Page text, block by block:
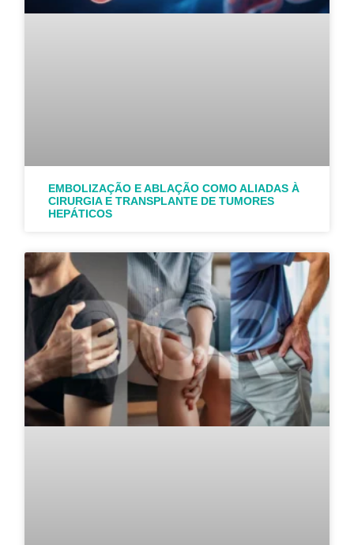
EMBOLIZAÇÃO E ABLAÇÃO COMO ALIADAS À
CIRURGIA E TRANSPLANTE DE TUMORES
HEPÁTICOS